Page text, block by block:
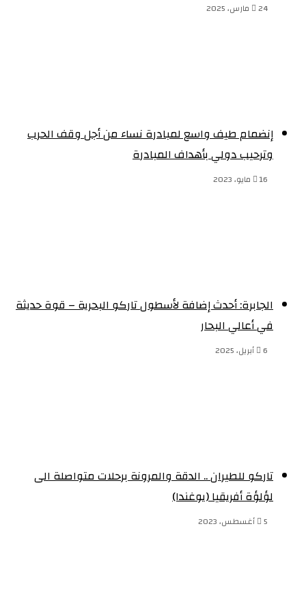
24 مارس، 2025
إنضمام طيف واسع لمبادرة نساء من أجل وقف الحرب
وترحيب دولي بأهداف المبادرة
16 مايو، 2023
الجابرة: أحدث إضافة لأسطول تاركو البحرية – قوة حديثة
في أعالي البحار
6 أبريل، 2025
تاركو للطيران .. الدقة والمرونة برحلات متواصلة الى
لؤلؤة أفريقيا (يوغندا)
5 أغسطس، 2023